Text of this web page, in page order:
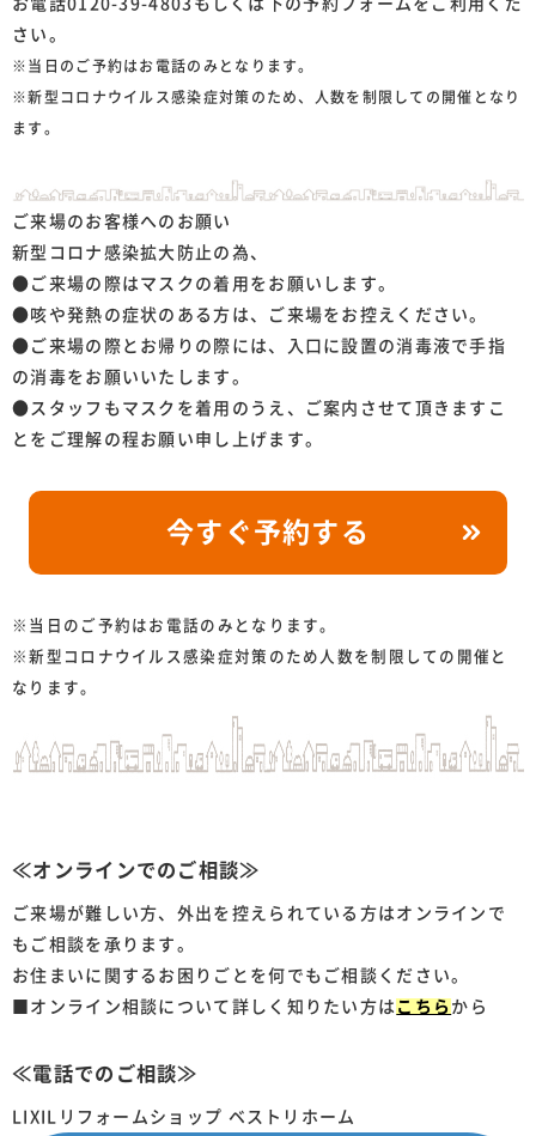
お電話0120-39-4803もしくは下の予約フォームをご利用くだ
さい。
※当日のご予約はお電話のみとなります。
※新型コロナウイルス感染症対策のため、人数を制限しての開催となり
ます。
ご来場のお客様へのお願い
新型コロナ感染拡大防止の為、
●ご来場の際はマスクの着用をお願いします。
●咳や発熱の症状のある方は、ご来場をお控えください。
●ご来場の際とお帰りの際には、入口に設置の消毒液で手指
の消毒をお願いいたします。
●スタッフもマスクを着用のうえ、ご案内させて頂きますこ
とをご理解の程お願い申し上げます。
今すぐ予約する
※当日のご予約はお電話のみとなります。
※新型コロナウイルス感染症対策のため人数を制限しての開催と
なります。
≪オンラインでのご相談≫
ご来場が難しい方、外出を控えられている方はオンラインで
もご相談を承ります。
お住まいに関するお困りごとを何でもご相談ください。
■オンライン相談について詳しく知りたい方は こちら から
≪電話でのご相談≫
LIXILリフォームショップ ベストリホーム